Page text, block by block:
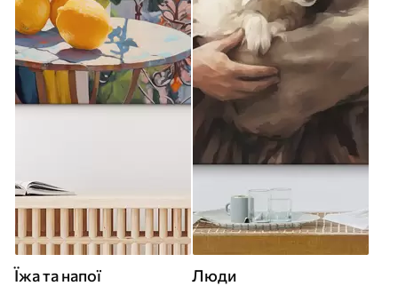
Їжа та напої Люди